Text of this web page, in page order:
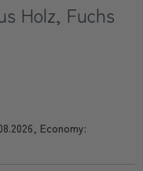
Holz, Fuchs
Economy: